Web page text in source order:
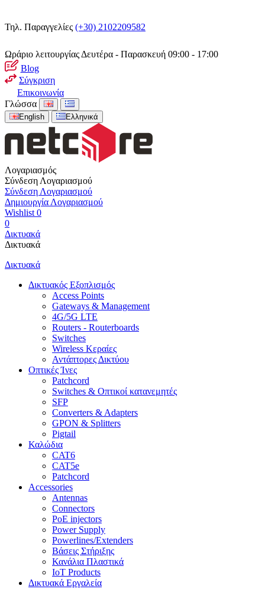
Τηλ. Παραγγελίες (+30) 2102209582
Ωράριο λειτουργίας Δευτέρα - Παρασκευή 09:00 - 17:00
Blog
Σύγκριση
Επικοινωνία
Γλώσσα
English Ελληνικά
Λογαριασμός
Σύνδεση Λογαριασμού
Σύνδεση Λογαριασμού
Δημιουργία Λογαριασμού
Wishlist 0
0
Δικτυακά
Δικτυακά
Δικτυακά
Δικτυακός Εξοπλισμός
Access Points
Gateways & Management
4G/5G LTE
Routers - Routerboards
Switches
Wireless Κεραίες
Αντάπτορες Δικτύου
Οπτικές Ίνες
Patchcord
Switches & Οπτικοί κατανεμητές
SFP
Converters & Adapters
GPON & Splitters
Pigtail
Καλώδια
CAT6
CAT5e
Patchcord
Accessories
Antennas
Connectors
PoE injectors
Power Supply
Powerlines/Extenders
Βάσεις Στήριξης
Κανάλια Πλαστικά
IoT Products
Δικτυακά Εργαλεία